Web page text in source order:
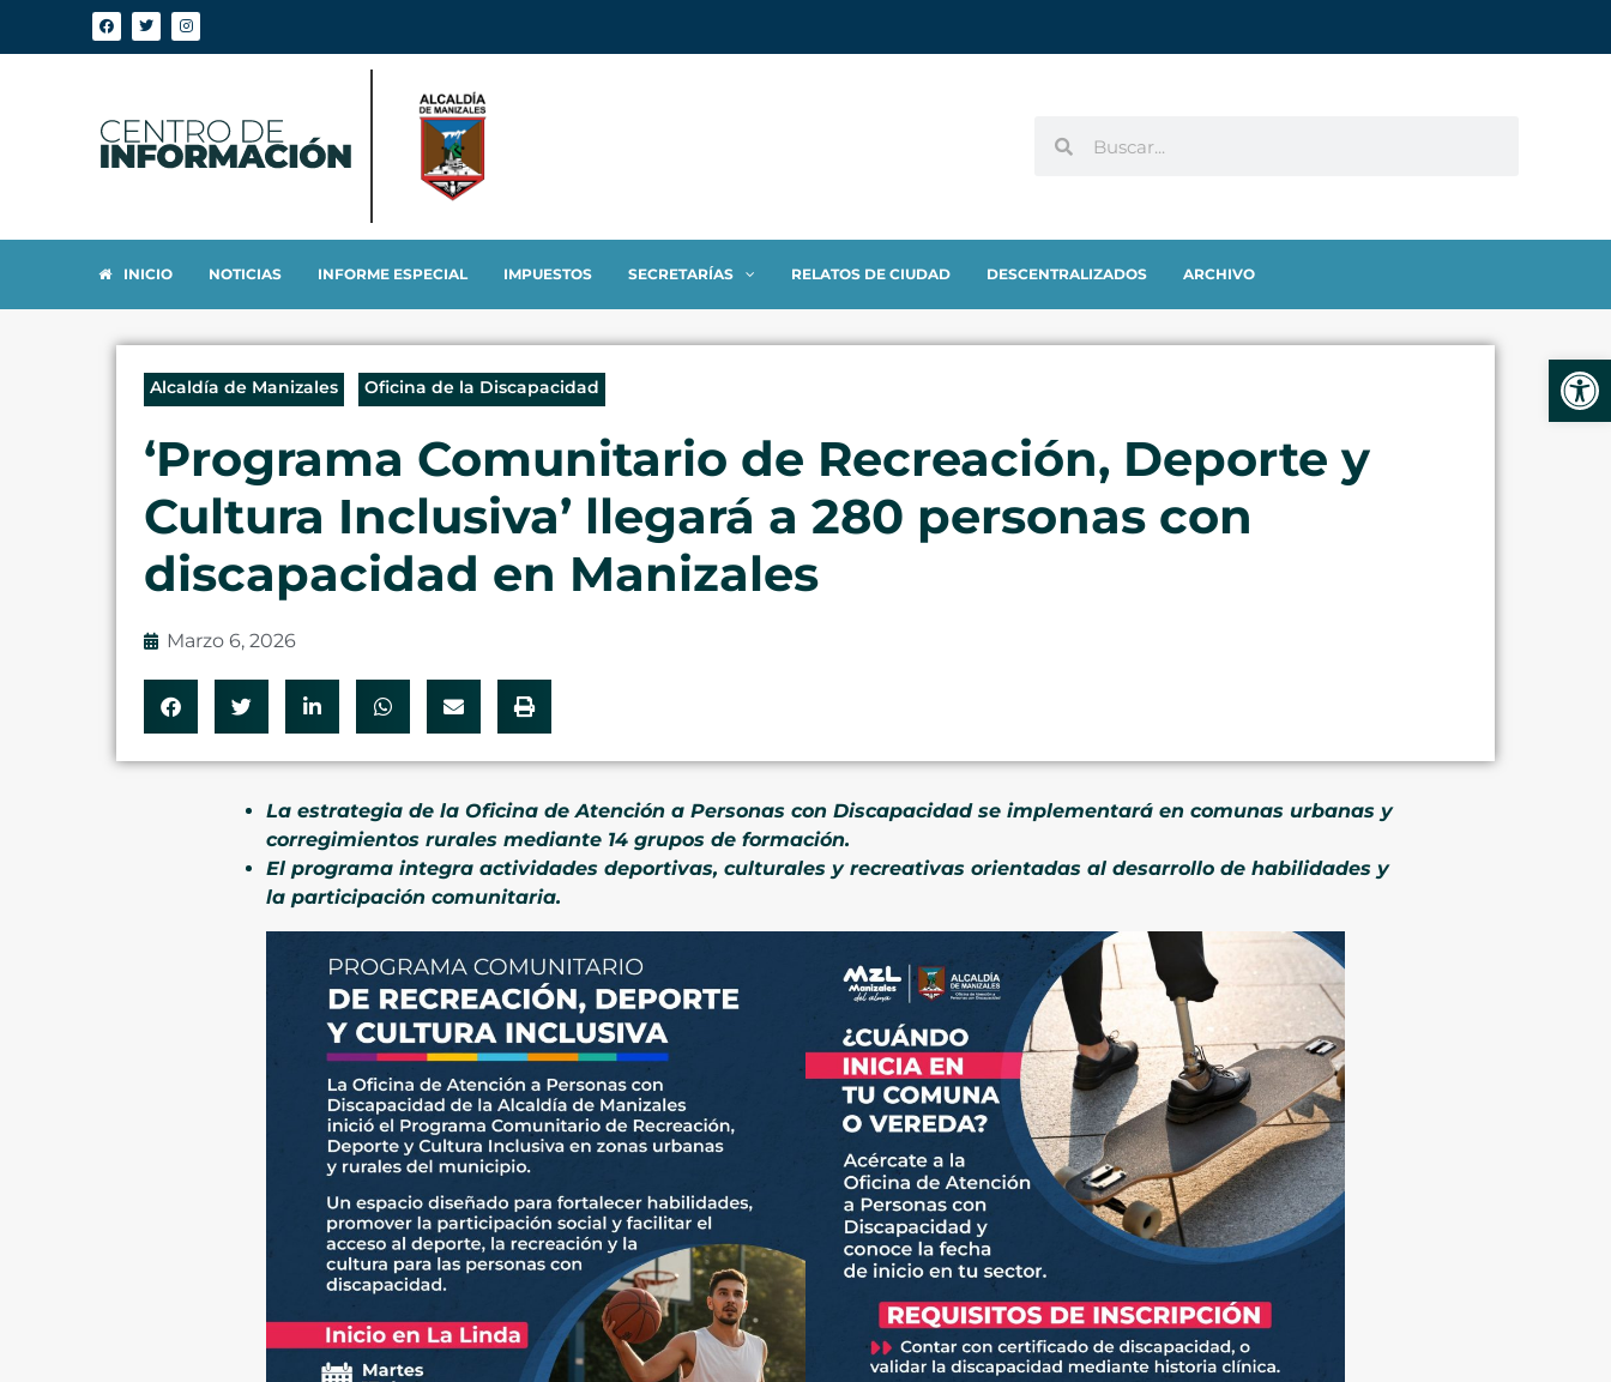
INICIO NOTICIAS INFORME ESPECIAL IMPUESTOS SECRETARÍAS RELATOS DE CIUDAD DESCENTRALIZADOS ARCHIVO
Alcaldía de Manizales Oficina de la Discapacidad
‘Programa Comunitario de Recreación, Deporte y
Cultura Inclusiva’ llegará a 280 personas con
discapacidad en Manizales
Marzo 6, 2026
La estrategia de la Oficina de Atención a Personas con Discapacidad se implementará en comunas urbanas y
corregimientos rurales mediante 14 grupos de formación.
El programa integra actividades deportivas, culturales y recreativas orientadas al desarrollo de habilidades y
la participación comunitaria.